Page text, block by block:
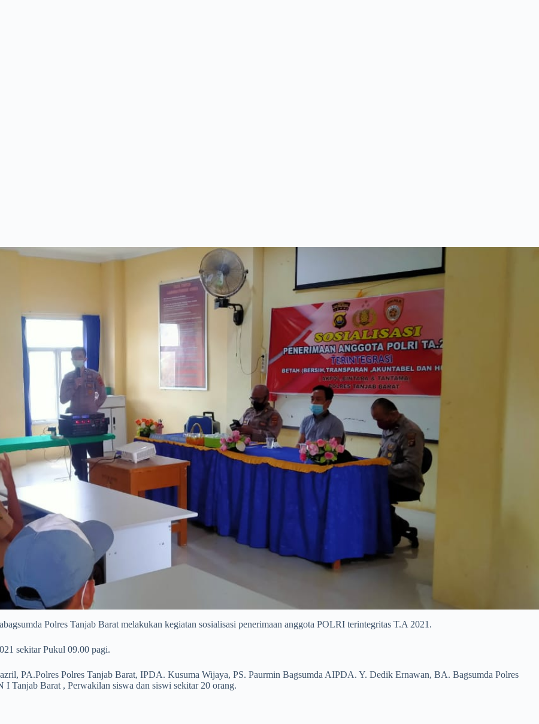
Polres Tanjab Barat melakukan kegiatan sosialisasi penerimaan anggota POLRI terintegritas T.A 2021.
sekitar Pukul 09.00 pagi.
PA.Polres Polres Tanjab Barat, IPDA. Kusuma Wijaya, PS. Paurmin Bagsumda AIPDA. Y. Dedik Ernawan, BA. Bagsumda Polres
Tanjab Barat , Perwakilan siswa dan siswi sekitar 20 orang.